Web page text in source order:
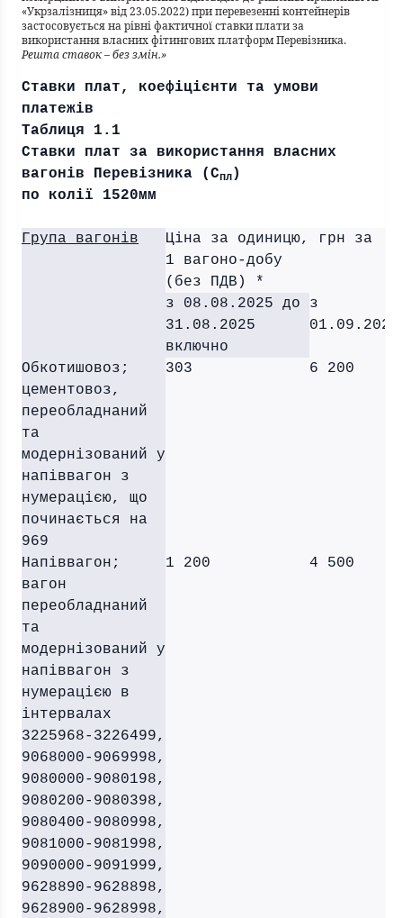
«Укрзалізниця» від 23.05.2022) при перевезенні контейнерів
застосовується на рівні фактичної ставки плати за
використання власних фітингових платформ Перевізника.
Решта ставок – без змін.»
Ставки плат, коефіцієнти та умови
платежів
Таблиця 1.1
Ставки плат за використання власних
вагонів Перевізника (Спл )
по колії 1520мм
Група вагонів
Ціна за одиницю, грн за
1 вагоно-добу
(без ПДВ) *
з 08.08.2025 до
31.08.2025
включно
з
01.09.2025
Обкотишовоз;
цементовоз,
переобладнаний
та
модернізований у
напіввагон з
нумерацією, що
починається на
969
303 6 200
Напіввагон;
вагон
переобладнаний
та
модернізований у
напіввагон з
нумерацією в
інтервалах
3225968-3226499,
9068000-9069998,
9080000-9080198,
9080200-9080398,
9080400-9080998,
9081000-9081998,
9090000-9091999,
9628890-9628898,
9628900-9628998,
1 200 4 500